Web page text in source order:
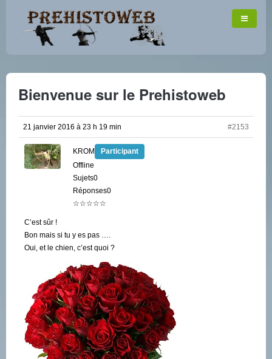
Bienvenue sur le Prehistoweb
21 janvier 2016 à 23 h 19 min #2153
KROM
Participant
Offline
Sujets0
Réponses0
☆☆☆☆☆
C’est sûr !
Bon mais si tu y es pas ….
Oui, et le chien, c’est quoi ?